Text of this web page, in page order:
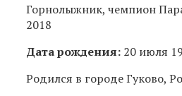
Горнолыжник, чемпион
2018
Дата рождения: 20 июля
Родился в городе Гуково,